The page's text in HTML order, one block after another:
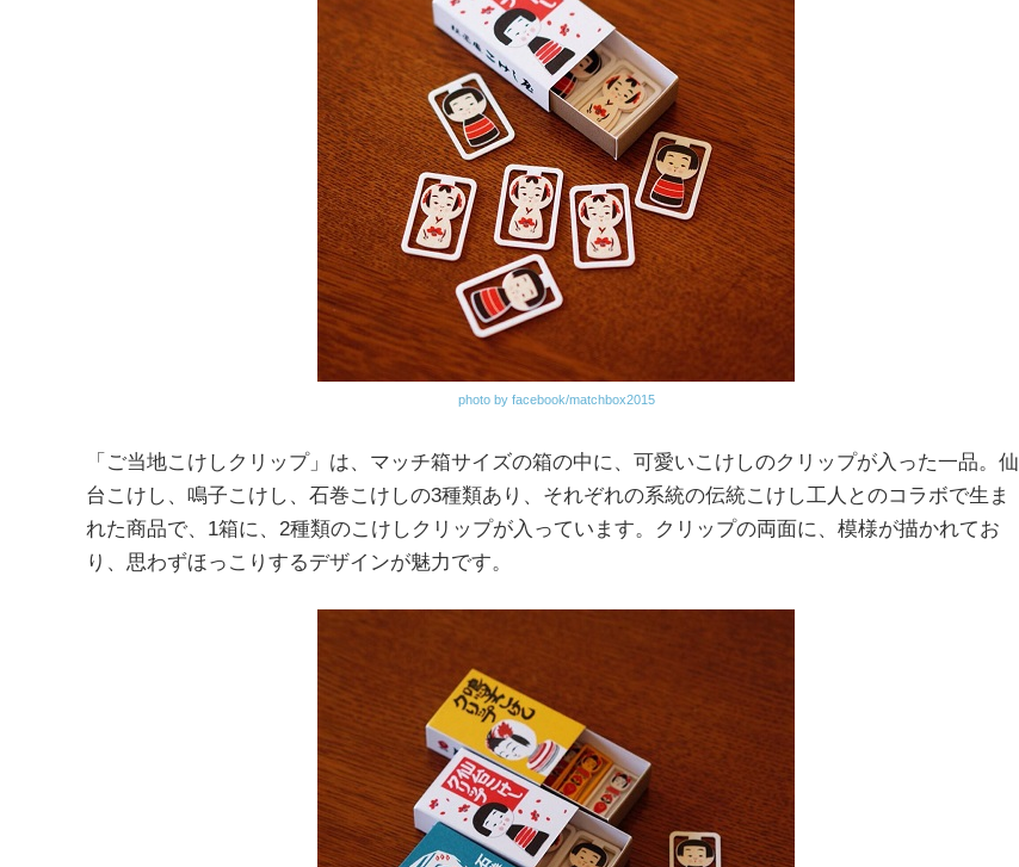
photo by facebook/matchbox2015
「ご当地こけしクリップ」は、マッチ箱サイズの箱の中に、可愛いこけしのクリップが入った一品。仙
台こけし、鳴子こけし、石巻こけしの3種類あり、それぞれの系統の伝統こけし工人とのコラボで生ま
れた商品で、1箱に、2種類のこけしクリップが入っています。クリップの両面に、模様が描かれてお
り、思わずほっこりするデザインが魅力です。